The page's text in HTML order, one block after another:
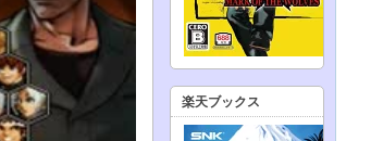
楽天ブックス